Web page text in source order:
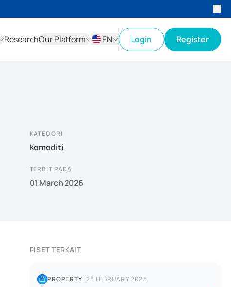
ResearchOur Platform
EN
Login Register
KATEGORI
Komoditi
TERBIT PADA
01 March 2026
RISET TERKAIT
PROPERTY| 28 FEBRUARY 2025